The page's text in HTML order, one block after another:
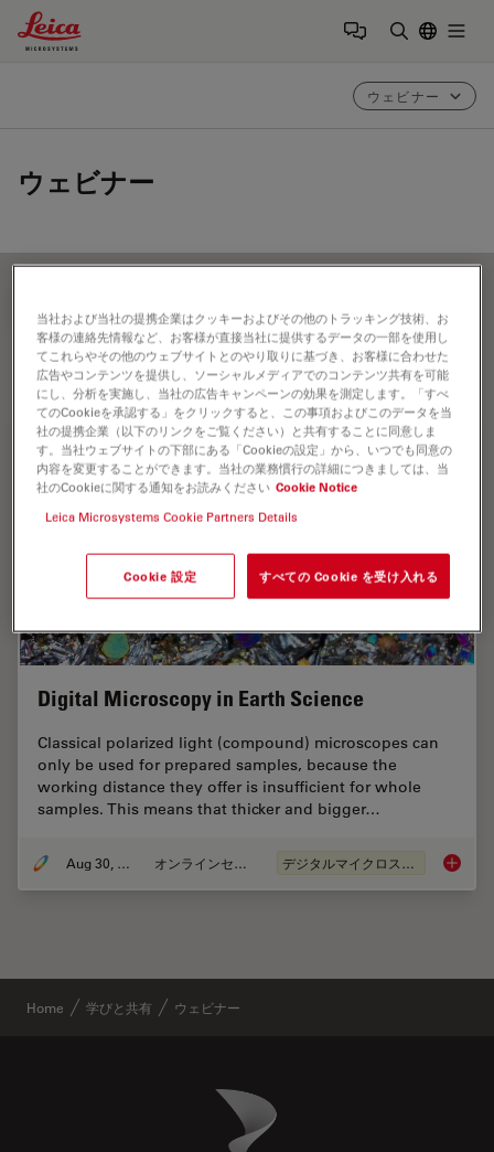
Leica Microsystems Logo
ウェビナー
ウェビナー
FILTER ARTICLES
偏光
Digital Microscopy in Earth Science
Classical polarized light (compound) microscopes can
only be used for prepared samples, because the
working distance they offer is insufficient for whole
samples. This means that thicker and bigger…
Aug 30, 2017 オンラインセミナー デジタルマイクロスコープ Digital
Home 学びと共有 ウェビナー
Danaher Logo
当社および当社の提携企業はクッキーおよびその他のトラッキング技術、お
客様の連絡先情報など、お客様が直接当社に提供するデータの一部を使用し
てこれらやその他のウェブサイトとのやり取りに基づき、お客様に合わせた
広告やコンテンツを提供し、ソーシャルメディアでのコンテンツ共有を可能
にし、分析を実施し、当社の広告キャンペーンの効果を測定します。「すべ
てのCookieを承認する」をクリックすると、この事項およびこのデータを当
社の提携企業（以下のリンクをご覧ください）と共有することに同意しま
す。当社ウェブサイトの下部にある「Cookieの設定」から、いつでも同意の
内容を変更することができます。当社の業務慣行の詳細につきましては、当
社のCookieに関する通知をお読みください Cookie Notice
Leica Microsystems Cookie Partners Details
Cookie 設定 すべての Cookie を受け入れる